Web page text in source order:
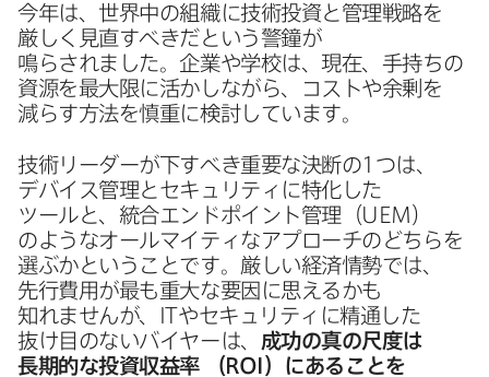
今年は、​世界中の​組織に​技術投資と​管理戦略を​
厳しく​見直すべきだと​いう​警鐘が​
鳴らされました。​企業や​学校は、​現在、​手持ちの​
資源を​最大限に​活かしながら、​コストや​余剰を​
減らす方​法を​慎重に​検討しています。
技術リーダーが​下すべき重要な​決断の1 つは、​
デバイス管理と​セキュリティに​特化した​
ツールと、​統合エンドポイント管理​（UEM ）
のような​オールマイティな​アプローチの​どちらを​
選ぶかと​いう​ことです。​厳しい​経済情勢では、​
先行費用が​最も​重大な​要因に​思えるかも​
知れませんが、
ITや​セキュリティに​精通した​
抜け目のない​バイヤーは、 成功の​真の​尺度は​
長期的な​投資収益率
（ ROI ） に​ある​ことを​